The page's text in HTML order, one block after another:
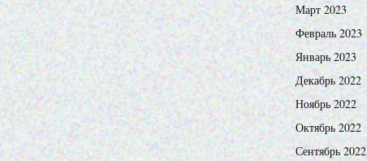
Март 2023
Февраль 2023
Январь 2023
Декабрь 2022
Ноябрь 2022
Октябрь 2022
Сентябрь 2022